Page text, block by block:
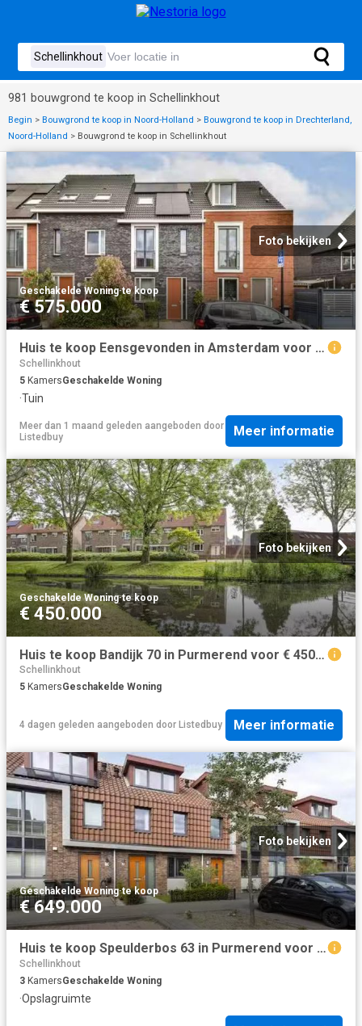
981 bouwgrond te koop in Schellinkhout
Begin > Bouwgrond te koop in Noord-Holland > Bouwgrond te koop in Drechterland,
Noord-Holland > Bouwgrond te koop in Schellinkhout
Foto bekijken
Geschakelde Woning·te koop
€ 575.000
Huis te koop Eensgevonden in Amsterdam voor € 575.000
Schellinkhout
5 KamersGeschakelde Woning
·Tuin
Meer dan 1 maand geleden aangeboden door
Listedbuy
Meer informatie
Foto bekijken
Geschakelde Woning·te koop
€ 450.000
Huis te koop Bandijk 70 in Purmerend voor € 450.000
Schellinkhout
5 KamersGeschakelde Woning
4 dagen geleden aangeboden door Listedbuy Meer informatie
Foto bekijken
Geschakelde Woning·te koop
€ 649.000
Huis te koop Speulderbos 63 in Purmerend voor € 649.000
Schellinkhout
3 KamersGeschakelde Woning
·Opslagruimte